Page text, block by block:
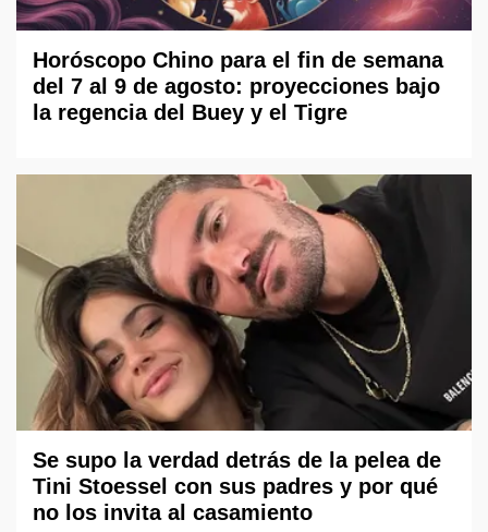
Horóscopo Chino para el fin de semana
del 7 al 9 de agosto: proyecciones bajo
la regencia del Buey y el Tigre
Se supo la verdad detrás de la pelea de
Tini Stoessel con sus padres y por qué
no los invita al casamiento